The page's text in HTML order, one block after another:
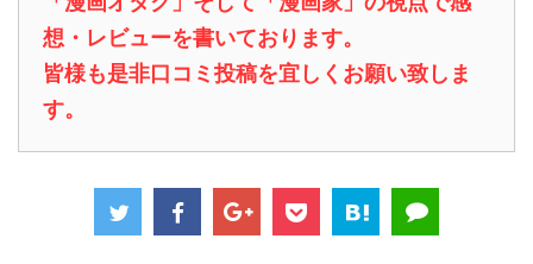
想・レビューを書いております。
皆様も是非口コミ投稿を宜しくお願い致しま
す。